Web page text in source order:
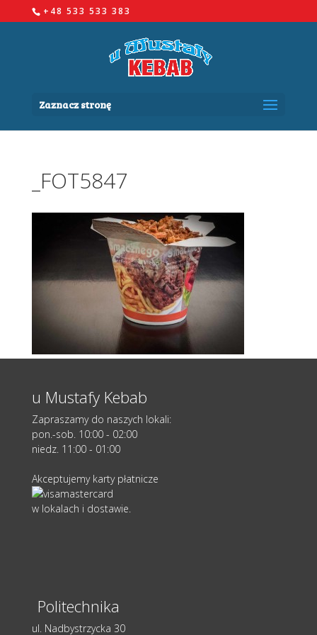
+48 533 533 383
Zaznacz stronę
_FOT5847
u Mustafy Kebab
Zapraszamy do naszych lokali:
pon.-sob. 10:00 - 02:00
niedz. 11:00 - 01:00
Akceptujemy karty płatnicze
w lokalach i dostawie.
Politechnika
ul. Nadbystrzycka 30